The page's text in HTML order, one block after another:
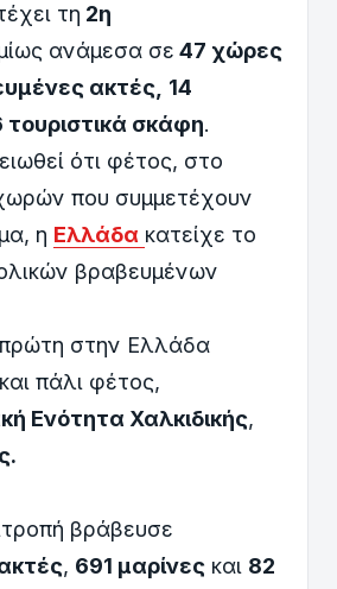
τη 2η
ανάμεσα σε 47 χώρες
ακτές,
14
τουριστικά σκάφη.
ότι φέτος, στο
που συμμετέχουν
η Ελλάδα κατείχε το
βραβευμένων
στην Ελλάδα
πάλι φέτος,
Ενότητα Χαλκιδικής,
βράβευσε
, 691 μαρίνες και 82